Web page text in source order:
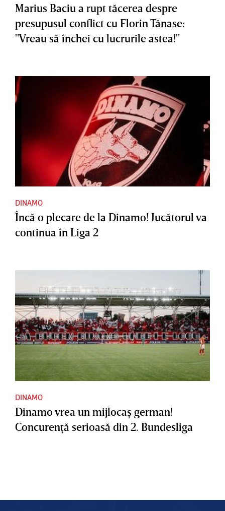
Marius Baciu a rupt tăcerea despre
presupusul conflict cu Florin Tănase:
"Vreau să închei cu lucrurile astea!"
DINAMO
Încă o plecare de la Dinamo! Jucătorul va
continua în Liga 2
DINAMO
Dinamo vrea un mijlocaş german!
Concurenţă serioasă din 2. Bundesliga